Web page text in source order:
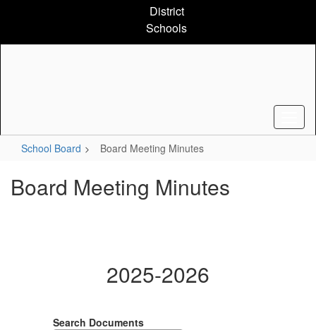
content
District
Schools
School Board Board Meeting Minutes
Board Meeting Minutes
2025-2026
Search Documents